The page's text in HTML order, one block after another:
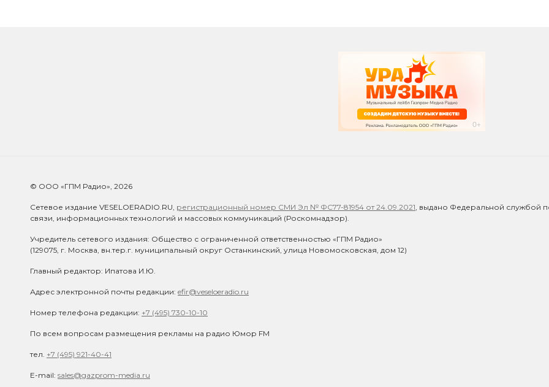
© ООО «ГПМ Радио», 2026
Сетевое издание VESELOERADIO.RU, регистрационный номер СМИ Эл № ФС77-81954 от 24.09.2021 , выдано Федеральной службой
связи, информационных технологий и массовых коммуникаций (Роскомнадзор).
Учредитель сетевого издания: Общество с ограниченной ответственностью «ГПМ Радио»
(129075, г. Москва, вн.тер.г. муниципальный округ Останкинский, улица Новомосковская, дом 12)
Главный редактор: Ипатова И.Ю.
Адрес электронной почты редакции: efir@veseloeradio.ru
Номер телефона редакции: +7 (495) 730-10-10
По всем вопросам размещения рекламы на радио Юмор FM
тел. +7 (495) 921-40-41
E-mail: sales@gazprom-media.ru